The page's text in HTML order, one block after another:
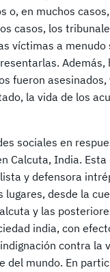
o, en muchos
casos, los
víctimas a menudo
Además,
fueron asesinados,
la vida de los
sociales en
Calcuta, India.
y defensora
desde la
y las
india, con
contra la
del mundo. En